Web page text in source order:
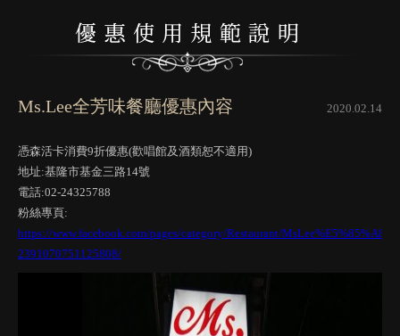
Ms.Lee全芳味餐廳優惠內容 2020.02.14
憑森活卡消費9折優惠(歡唱館及酒類恕不適用)
地址:基隆市基金三路14號
電話:02-24325788
粉絲專頁:
https://www.facebook.com/pages/category/Restaurant/
2391070751125808/